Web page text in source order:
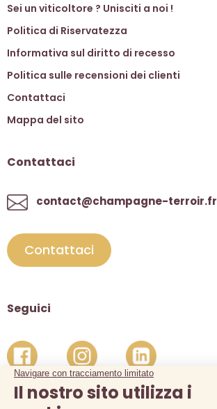
Sei un viticoltore ? Unisciti a noi !
Politica di Riservatezza
Informativa sul diritto di recesso
Politica sulle recensioni dei clienti
Contattaci
Mappa del sito
Contattaci
contact@champagne-terroir.fr
Contattaci
Seguici